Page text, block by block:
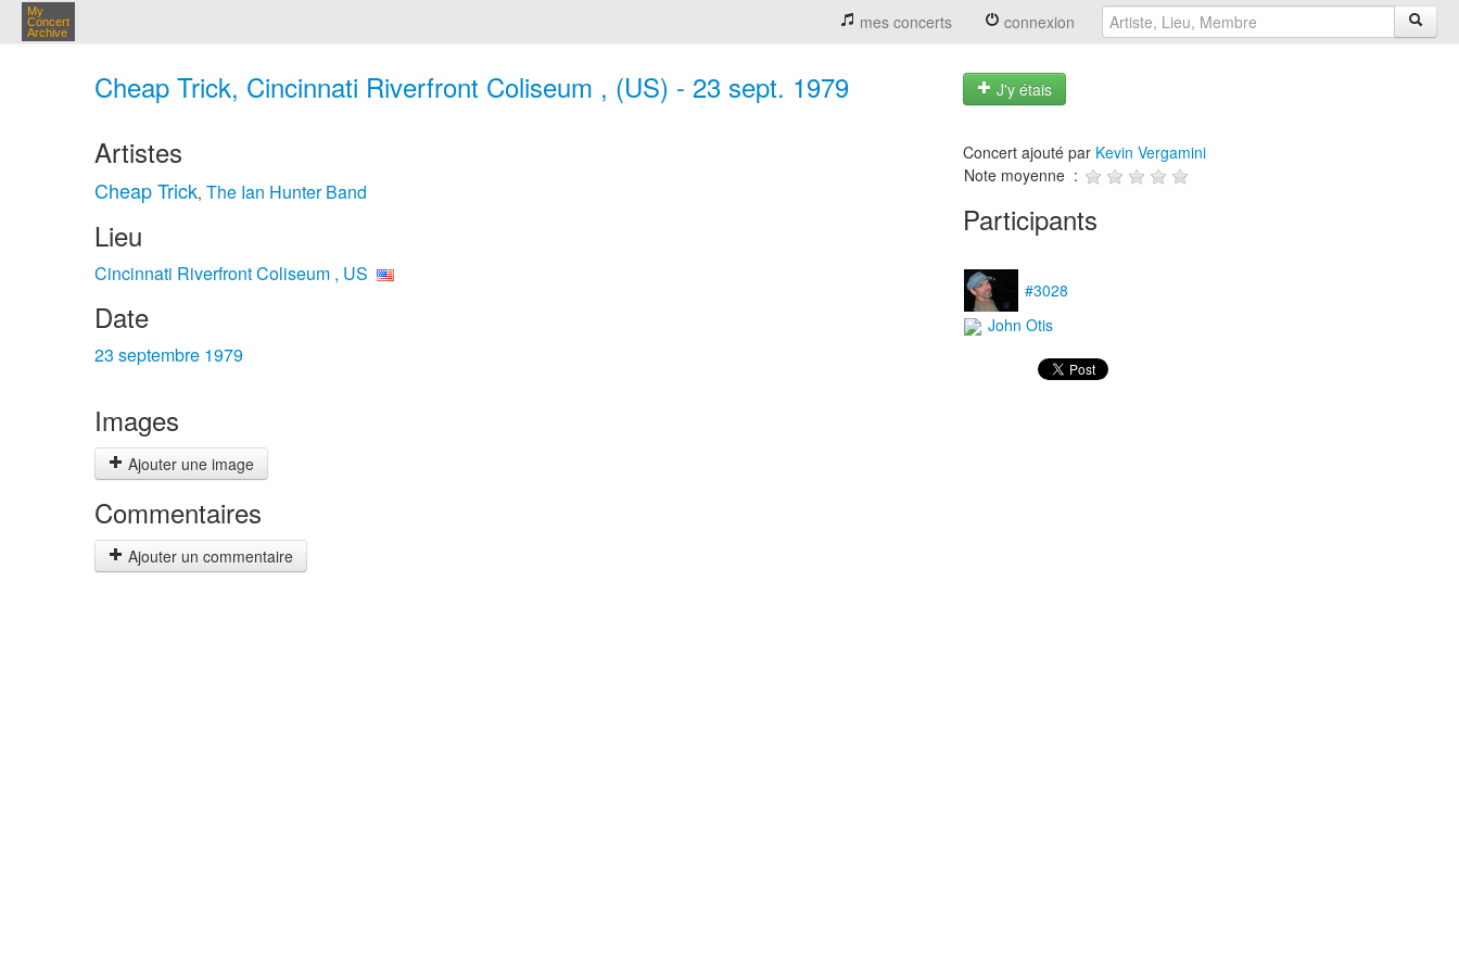
My
Concert
Archive
mes concerts connexion
Cheap Trick, Cincinnati Riverfront Coliseum , (US) - 23 sept. 1979 J'y étais
Artistes
Cheap Trick, The Ian Hunter Band
Lieu
Cincinnati Riverfront Coliseum , US
Date
23 septembre 1979
Images
Ajouter une image
Commentaires
Ajouter un commentaire
Concert ajouté par Kevin Vergamini
Note moyenne :
Participants
#3028
John Otis